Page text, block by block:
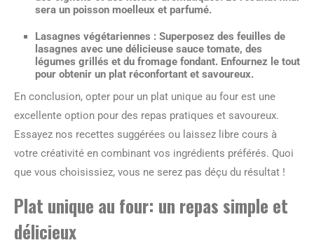
sera un poisson moelleux et parfumé.
Lasagnes végétariennes : Superposez des feuilles de
lasagnes avec une délicieuse sauce tomate, des
légumes grillés et du fromage fondant. Enfournez le tout
pour obtenir un plat réconfortant et savoureux.
En conclusion, opter pour un plat unique au four est une
excellente option pour des repas pratiques et savoureux.
Essayez nos recettes suggérées ou laissez libre cours à
votre créativité en combinant vos ingrédients préférés. Quoi
que vous choisissiez, vous ne serez pas déçu du résultat !
Plat unique au four: un repas simple et
délicieux